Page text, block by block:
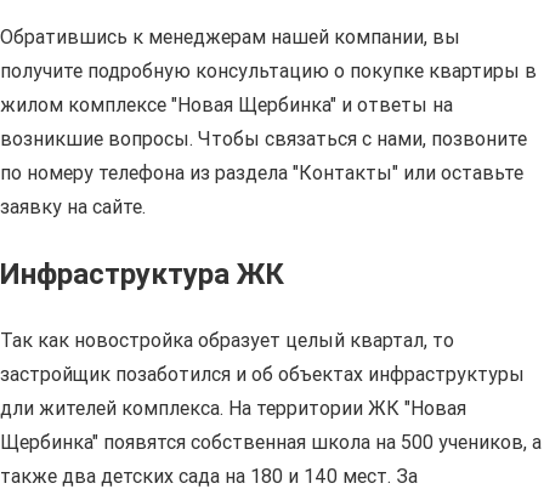
Обратившись к менеджерам нашей компании, вы
получите подробную консультацию о покупке квартиры в
жилом комплексе "Новая Щербинка" и ответы на
возникшие вопросы. Чтобы связаться с нами, позвоните
по номеру телефона из раздела "Контакты" или оставьте
заявку на сайте.
Инфраструктура ЖК
Так как новостройка образует целый квартал, то
застройщик позаботился и об объектах инфраструктуры
дли жителей комплекса. На территории ЖК "Новая
Щербинка" появятся собственная школа на 500 учеников, а
также два детских сада на 180 и 140 мест. За